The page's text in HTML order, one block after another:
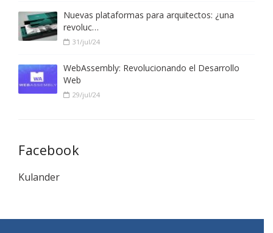
Nuevas plataformas para arquitectos: ¿una
revoluc…
31/jul/24
WebAssembly: Revolucionando el Desarrollo
Web
29/jul/24
Facebook
Kulander